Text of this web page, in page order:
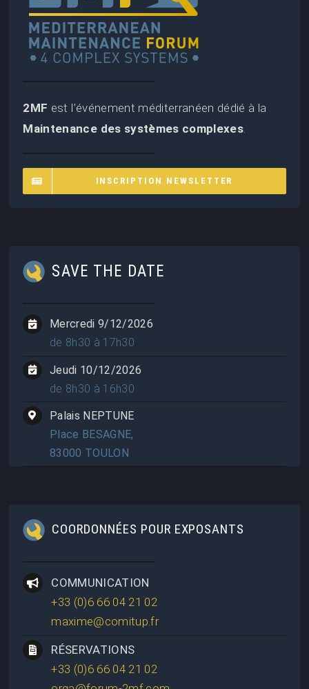
2MF est l’événement méditerranéen dédié à la
Maintenance des systèmes complexes.
INSCRIPTION NEWSLETTER
SAVE THE DATE
Mercredi 9/12/2026
de 8h30 à 17h30
Jeudi 10/12/2026
de 8h30 à 16h30
Palais NEPTUNE
Place BESAGNE,
83000 TOULON
COORDONNÉES POUR EXPOSANTS
COMMUNICATION
+33 (0)6 66 04 21 02
maxime@comitup.fr
RÉSERVATIONS
+33 (0)6 66 04 21 02